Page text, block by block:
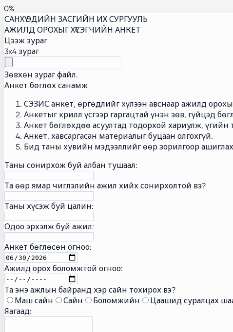
0%
САНХҮҮ ЭДИЙН ЗАСГИЙН ИХ СУРГУУЛЬ
АЖИЛД ОРОХЫГ ХҮСЭГЧИЙН АНКЕТ
Цээж зураг
3x4 зураг
Зөвхөн зураг файл.
Анкет бөглөх санамж
СЭЗИС анкет, өргөдлийг хүлээн авснаар ажилд
Анкетыг крилл үсгээр гаргацтай үнэн зөв, гүйцэд
Анкет бөглөхдөө асуултад тодорхой хариулж, үгийн
Анкет, хавсаргасан материалыг буцаан олгохгүй.
Бид таны хувийн мэдээллийг өөр зорилгоор
Таны сонирхож буй албан тушаал:
Та өөр ямар чиглэлийн ажил хийх сонирхолтой вэ?
Таны хүсэж буй цалин:
Одоо эрхэлж буй ажил:
Анкет бөглөсөн огноо:
Ажилд орох боломжтой огноо:
Та энэ ажлын байранд хэр сайн тохирох вэ?
Маш сайн
Сайн Боломжийн
Цаашид суралцах
Яагаад: